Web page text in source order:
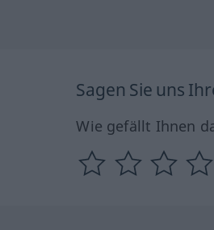
Sagen Sie uns
Wie gefällt Ihnen